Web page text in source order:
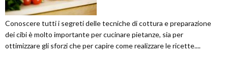
Conoscere tutti i segreti delle tecniche di cottura e preparazione
dei cibi è molto importante per cucinare pietanze, sia per
ottimizzare gli sforzi che per capire come realizzare le ricette....